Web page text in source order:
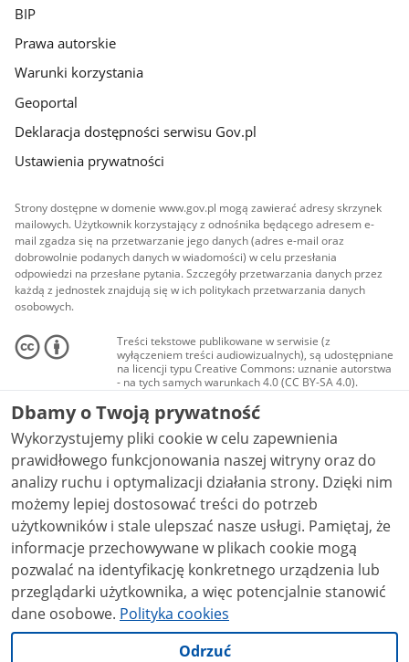
BIP
Prawa autorskie
Warunki korzystania
Geoportal
Deklaracja dostępności serwisu Gov.pl
Ustawienia prywatności
Strony dostępne w domenie www.gov.pl mogą zawierać adresy skrzynek
mailowych. Użytkownik korzystający z odnośnika będącego adresem e-
mail zgadza się na przetwarzanie jego danych (adres e-mail oraz
dobrowolnie podanych danych w wiadomości) w celu przesłania
odpowiedzi na przesłane pytania. Szczegóły przetwarzania danych przez
każdą z jednostek znajdują się w ich politykach przetwarzania danych
osobowych.
Treści tekstowe publikowane w serwisie (z
wyłączeniem treści audiowizualnych), są udostępniane
na licencji typu Creative Commons: uznanie autorstwa
- na tych samych warunkach 4.0 (CC BY-SA 4.0).
Materiały audiowizualne, w tym zdjęcia, materiały
audio i wideo, są udostępniane na licencji typu
Creative Commons: uznanie autorstwa użycie
niekomercyjne - bez utworów zależnych 4.0 (CC BY-
NC-ND 4.0), o ile nie jest to stwierdzone inaczej.
Dbamy o Twoją prywatność
Wykorzystujemy pliki cookie w celu zapewnienia
prawidłowego funkcjonowania naszej witryny oraz do
analizy ruchu i optymalizacji działania strony. Dzięki nim
możemy lepiej dostosować treści do potrzeb
użytkowników i stale ulepszać nasze usługi. Pamiętaj, że
informacje przechowywane w plikach cookie mogą
pozwalać na identyfikację konkretnego urządzenia lub
przeglądarki użytkownika, a więc potencjalnie stanowić
dane osobowe. Polityka cookies
Odrzuć